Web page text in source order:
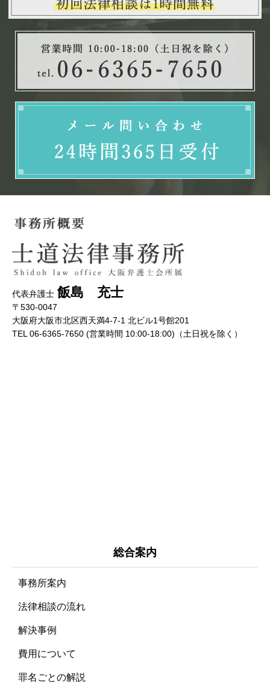
代表弁護士 飯島 充士
〒530-0047
大阪府大阪市北区西天満4-7-1 北ビル1号館201
TEL 06-6365-7650 (営業時間 10:00-18:00)（土日祝を除く）
総合案内
事務所案内
法律相談の流れ
解決事例
費用について
罪名ごとの解説